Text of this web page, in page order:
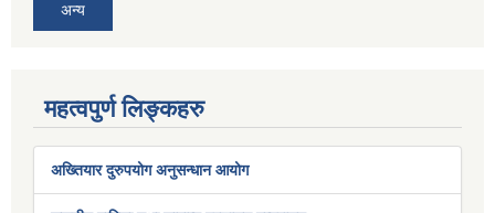
अन्य
महत्वपुर्ण लिङ्कहरु
अख्तियार दुरुपयोग अनुसन्धान आयोग